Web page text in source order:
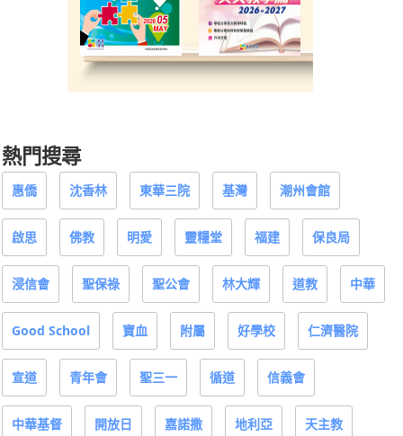
熱門搜尋
惠僑 沈香林 東華三院 基灣 潮州會館
啟思 佛教 明愛 靈糧堂 福建 保良局
浸信會 聖保祿 聖公會 林大輝 道教 中華
Good School 寶血 附屬 好學校 仁濟醫院
宣道 青年會 聖三一 循道 信義會
中華基督 開放日 嘉諾撒 地利亞 天主教